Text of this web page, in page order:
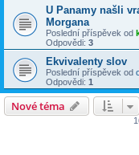
U Panamy našli
Morgana
Poslední příspěvek od
Odpovědi: 3
Ekvivalenty slov
Poslední příspěvek od
Odpovědi: 1
Nové téma